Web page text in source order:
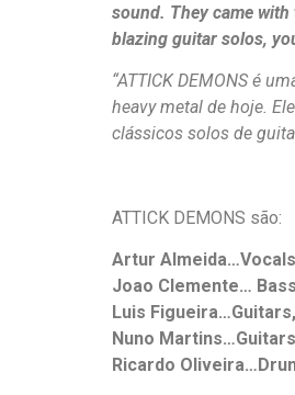
sound. They came
blazing guitar solos,
“ATTICK DEMONS é
heavy metal de hoje.
clássicos solos de
ATTICK DEMONS são:
Artur
Joao Clemente…
Luis Figueira…Guitars,
Nuno
Ricardo